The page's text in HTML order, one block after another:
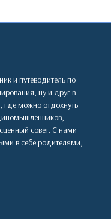
и путеводитель по
ну и друг в
где можно отдохнуть
совет. С нами
в себе родителями,